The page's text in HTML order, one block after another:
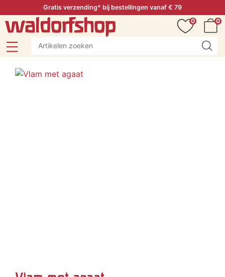
Gratis verzending* bij bestellingen vanaf € 79
0
0